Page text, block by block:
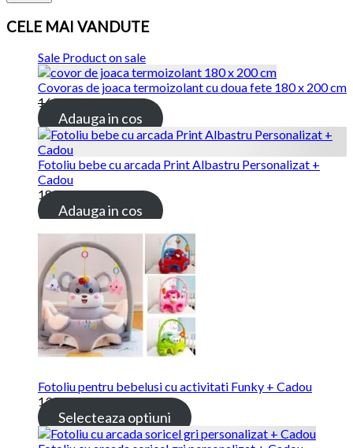
CELE MAI VANDUTE
Sale Product on sale
Covoras de joaca termoizolant cu doua fete 180 x 200 cm
169.00 lei115.00 lei
Adauga in cos
Fotoliu bebe cu arcada Print Albastru Personalizat +
Cadou
189.00 lei
Adauga in cos
Fotoliu pentru bebelusi cu activitati Funky + Cadou
139.00 lei
Selecteaza optiuni